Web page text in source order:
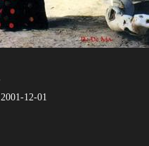
2001-12-01